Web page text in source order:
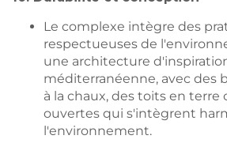
Le complexe intègre des
respectueuses de
une architecture
méditerranéenne, avec des
à la chaux, des toits en terre
ouvertes qui s'intègrent
l'environnement.